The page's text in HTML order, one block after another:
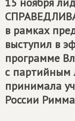
в рамках
выступил в
программе
с партийным
принимала
России